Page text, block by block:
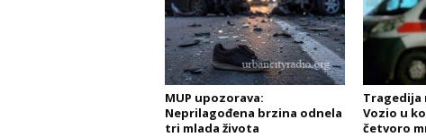
MUP upozorava:
Neprilagođena brzina odnela
tri mlada života
Vozio u
četvoro